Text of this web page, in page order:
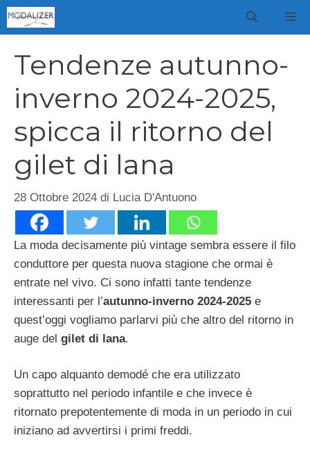
Vai
al
Tendenze autunno-
inverno 2024-2025,
spicca il ritorno del
gilet di lana
28 Ottobre 2024 di Lucia D'Antuono
La moda decisamente più vintage sembra essere il filo
conduttore per questa nuova stagione che ormai è
entrate nel vivo. Ci sono infatti tante tendenze
interessanti per l’autunno-inverno 2024-2025 e
quest’oggi vogliamo parlarvi più che altro del ritorno in
auge del gilet di lana.
Un capo alquanto demodé che era utilizzato
soprattutto nel periodo infantile e che invece è
ritornato prepotentemente di moda in un periodo in cui
iniziano ad avvertirsi i primi freddi.